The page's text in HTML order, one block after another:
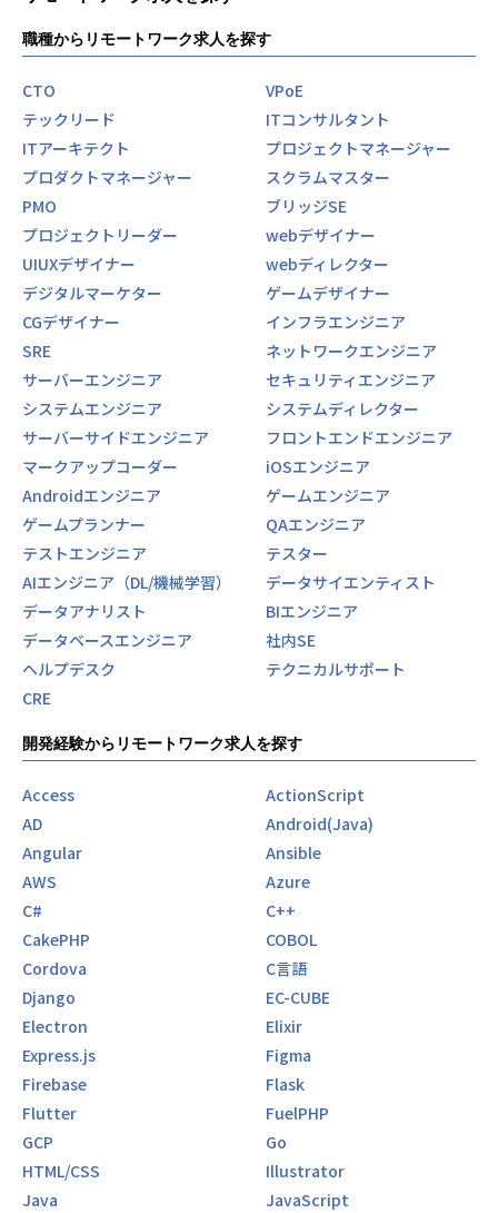
・クライアントの課題を深く理解して、本質的な技術支援を
通じてクライアントのビジネス加速に貢献すること
例:
- 最先端で「顧客要件に最も適した」インフラ環境の提供
- インシデント発生から最短で解決するための障害解析対応
- 洗練された運用監視基盤の提供
- 開発者の開発効率が最大限向上出来るようにするための自
動化の推進
- 運用負荷を軽減させる為の自動化の推進
- リスクを最小限にしたリリースエンジニアリングを行うた
めのCI/CD基盤の提供
- 適切なIncident Managementによる障害から「学ぶ」文化
の醸成支援とシステムを「育て続ける」取り組みの継続
- 「顧客要件に適合した」最も効率的なPublic Cloud の活用
具体的には
・クラウドネイティブ領域の技術支援
・クライアントに合わせたSRE文化浸透の支援
・SREの思想に基づくアプリケーション開発支援 （主に、Py
thon, JavaScript,TypeScript, Go etc..）
・SREに関わる社内R&D活動
・SREとしての技術広報活動（登壇, TechBlogの執筆）
【業務の変更の範囲】
会社の定める業務
職種からリモートワーク求人を探す
CTO
VPoE
テックリード
ITコンサルタント
ITアーキテクト
プロジェクトマネージャー
プロダクトマネージャー
スクラムマスター
PMO
ブリッジSE
プロジェクトリーダー
webデザイナー
UIUXデザイナー
webディレクター
デジタルマーケター
ゲームデザイナー
CGデザイナー
インフラエンジニア
SRE
ネットワークエンジニア
サーバーエンジニア
セキュリティエンジニア
システムエンジニア
システムディレクター
サーバーサイドエンジニア
フロントエンドエンジニア
マークアップコーダー
iOSエンジニア
Androidエンジニア
ゲームエンジニア
ゲームプランナー
QAエンジニア
テストエンジニア
テスター
AIエンジニア（DL/機械学習）
データサイエンティスト
データアナリスト
BIエンジニア
データベースエンジニア
社内SE
ヘルプデスク
テクニカルサポート
CRE
開発経験からリモートワーク求人を探す
Access
ActionScript
AD
Android(Java)
Angular
Ansible
AWS
Azure
C#
C++
CakePHP
COBOL
Cordova
C言語
Django
EC-CUBE
Electron
Elixir
Express.js
Figma
Firebase
Flask
Flutter
FuelPHP
GCP
Go
HTML/CSS
Illustrator
Java
JavaScript